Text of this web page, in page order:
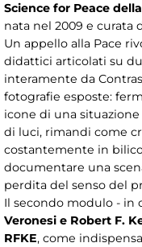
Science for Peace
nata nel 2009 e curata
Un appello alla Pace
didattici articolati su
interamente da
fotografie esposte:
icone di una
di luci, rimandi come
costantemente in
documentare una
perdita del senso del
Il secondo modulo - in
Veronesi e Robert F.
RFKE, come